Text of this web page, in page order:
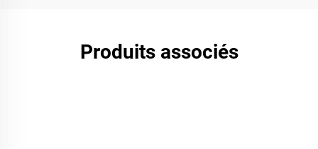
Produits associés